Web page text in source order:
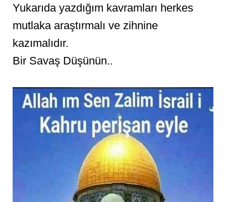
Yukarıda yazdığım kavramları herkes
mutlaka araştırmalı ve zihnine
kazımalıdır.
Bir Savaş Düşünün..